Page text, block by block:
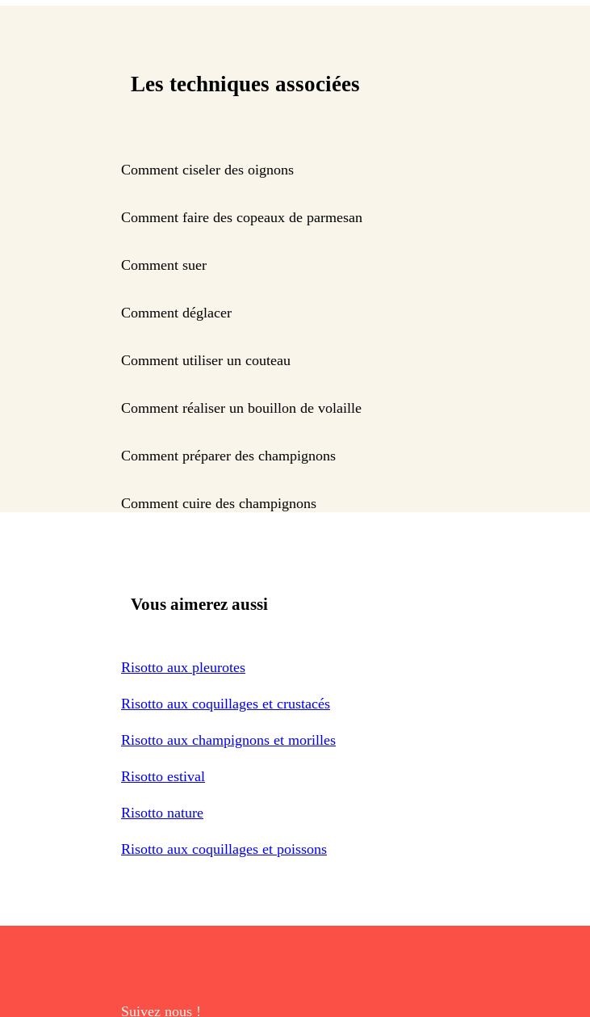
Les techniques associées
Comment ciseler des oignons
Comment faire des copeaux de parmesan
Comment suer
Comment déglacer
Comment utiliser un couteau
Comment réaliser un bouillon de volaille
Comment préparer des champignons
Comment cuire des champignons
Vous aimerez aussi
Risotto aux pleurotes
Risotto aux coquillages et crustacés
Risotto aux champignons et morilles
Risotto estival
Risotto nature
Risotto aux coquillages et poissons
Suivez nous !